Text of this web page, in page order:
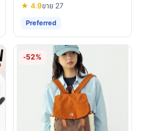
★ 4.9ขาย 27
Preferred
-52%